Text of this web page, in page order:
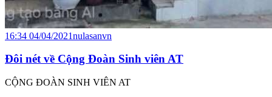
16:34 04/04/2021nulasanvn
Đôi nét về Cộng Đoàn Sinh viên AT
CỘNG ĐOÀN SINH VIÊN AT